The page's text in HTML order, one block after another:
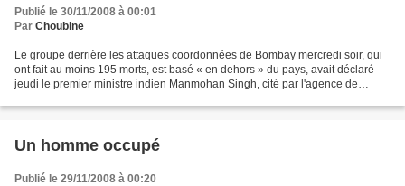
Publié le 30/11/2008 à 00:01
Par Choubine
Le groupe derrière les attaques coordonnées de Bombay mercredi soir, qui
ont fait au moins 195 morts, est basé « en dehors » du pays, avait déclaré
jeudi le premier ministre indien Manmohan Singh, cité par l'agence de
Un homme occupé
Publié le 29/11/2008 à 00:20